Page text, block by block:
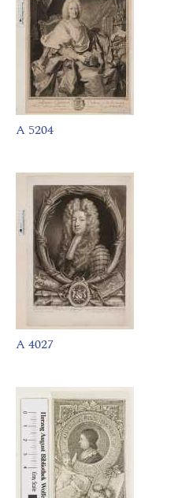
A 5204
A 4027